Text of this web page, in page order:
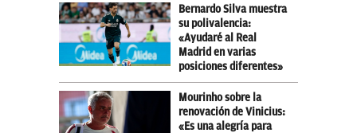
Bernardo Silva muestra
su polivalencia:
«Ayudaré al Real
Madrid en varias
posiciones diferentes»
Mourinho sobre la
renovación de Vinicius:
«Es una alegría para